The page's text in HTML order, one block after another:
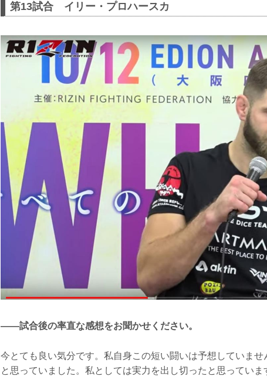
第13試合 イリー・プロハースカ
——試合後の率直な感想をお聞かせください。
今とても良い気分です。私自身この短い闘いは予想していま
と思っていました。私としては実力を出し切ったと思っていま